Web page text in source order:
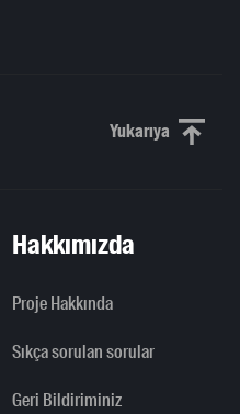
YukarıyaYukarı
Hakkımızda
Proje Hakkında
Sıkça sorulan sorular
Geri Bildiriminiz